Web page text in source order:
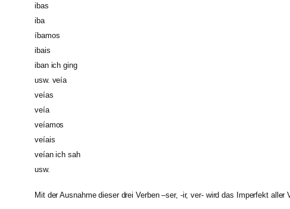
ibas
iba
íbamos
ibais
iban ich ging
usw. veía
veías
veía
veíamos
veíais
veían ich sah
usw.
Mit der Ausnahme dieser drei Verben –ser, -ir, ver- wird das Imperfekt aller